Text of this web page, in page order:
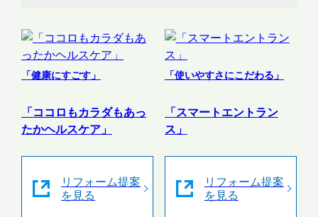
「健康にすごす」
「ココロもカラダもあっ
たかヘルスケア」
リフォーム提案
を見る
「使いやすさにこだわる」
「スマートエントラン
ス」
リフォーム提案
を見る